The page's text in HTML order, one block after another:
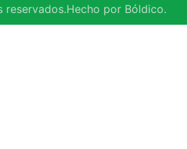
reservados.Hecho por Bóldico.